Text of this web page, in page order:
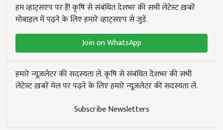
हम व्हाट्सएप पर हैं! कृषि से संबंधित देशभर की सभी लेटेस्ट ख़बरें
मोबाइल में पढ़ने के लिए हमारे व्हाट्सएप से जुड़ें.
Join on WhatsApp
हमारे न्यूज़लेटर की सदस्यता लें. कृषि से संबंधित देशभर की सभी
लेटेस्ट ख़बरें मेल पर पढ़ने के लिए हमारे न्यूज़लेटर की सदस्यता लें.
Subscribe Newsletters